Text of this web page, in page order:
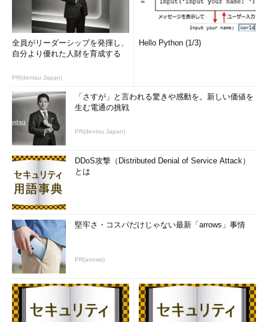
全員がリーダーシップを発揮し、
自分より優れた人財を育成する
PR(dentsu Japan)
Hello Python (1/3)
「さすが」と言われる驚きや感動を。新しい価値を
生む電通の挑戦
PR(dentsu Japan)
DDoS攻撃（Distributed Denial of Service Attack）
とは
堅牢さ・コスパだけじゃない最新「arrows」事情
PR(arrows)